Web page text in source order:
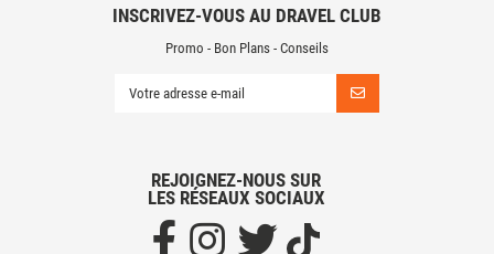
INSCRIVEZ-VOUS AU DRAVEL CLUB
Promo - Bon Plans - Conseils
REJOIGNEZ-NOUS SUR
LES RÉSEAUX SOCIAUX